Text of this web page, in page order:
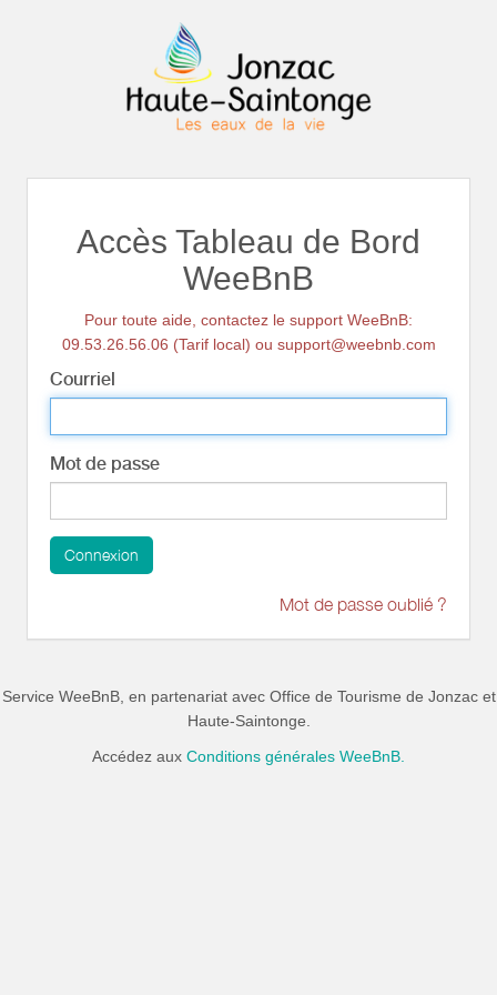
Accès Tableau de Bord
WeeBnB
Pour toute aide, contactez le support WeeBnB:
09.53.26.56.06 (Tarif local) ou support@weebnb.com
Courriel
Mot de passe
Connexion
Mot de passe oublié ?
Service WeeBnB, en partenariat avec Office de Tourisme de Jonzac et
Haute-Saintonge
Accédez aux Conditions générales WeeBnB.